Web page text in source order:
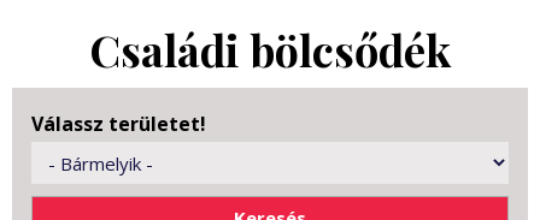
Családi bölcsődék
Válassz területet!